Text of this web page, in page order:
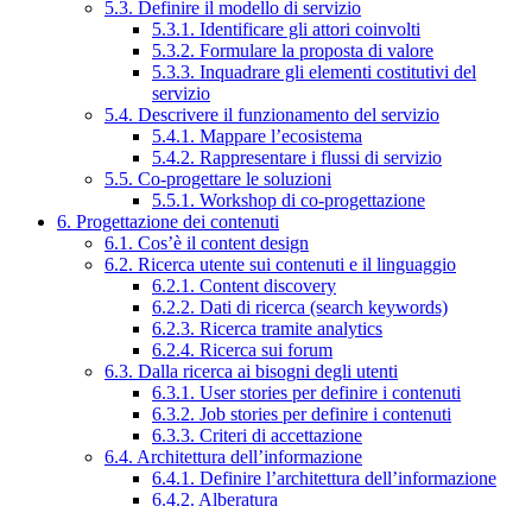
5.3. Definire il modello di servizio
5.3.1. Identificare gli attori coinvolti
5.3.2. Formulare la proposta di valore
5.3.3. Inquadrare gli elementi costitutivi del
servizio
5.4. Descrivere il funzionamento del servizio
5.4.1. Mappare l’ecosistema
5.4.2. Rappresentare i flussi di servizio
5.5. Co-progettare le soluzioni
5.5.1. Workshop di co-progettazione
6. Progettazione dei contenuti
6.1. Cos’è il content design
6.2. Ricerca utente sui contenuti e il linguaggio
6.2.1. Content discovery
6.2.2. Dati di ricerca (search keywords)
6.2.3. Ricerca tramite analytics
6.2.4. Ricerca sui forum
6.3. Dalla ricerca ai bisogni degli utenti
6.3.1. User stories per definire i contenuti
6.3.2. Job stories per definire i contenuti
6.3.3. Criteri di accettazione
6.4. Architettura dell’informazione
6.4.1. Definire l’architettura dell’informazione
6.4.2. Alberatura